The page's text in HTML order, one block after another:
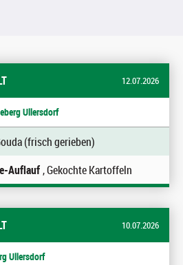
12.07.2026
Ullersdorf
(frisch gerieben)
Auflauf, Gekochte Kartoffeln
10.07.2026
Ullersdorf